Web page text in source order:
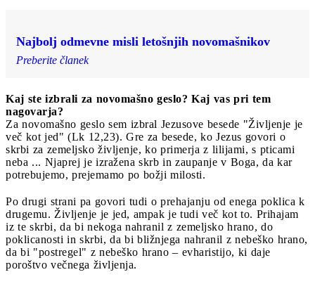
Najbolj odmevne misli letošnjih novomašnikov
Preberite članek
Kaj ste izbrali za novomašno geslo? Kaj vas pri tem
nagovarja?
Za novomašno geslo sem izbral Jezusove besede "Življenje je
več kot jed" (Lk 12,23). Gre za besede, ko Jezus govori o
skrbi za zemeljsko življenje, ko primerja z lilijami, s pticami
neba ... Njaprej je izražena skrb in zaupanje v Boga, da kar
potrebujemo, prejemamo po božji milosti.
Po drugi strani pa govori tudi o prehajanju od enega poklica k
drugemu. Življenje je jed, ampak je tudi več kot to. Prihajam
iz te skrbi, da bi nekoga nahranil z zemeljsko hrano, do
poklicanosti in skrbi, da bi bližnjega nahranil z nebeško hrano,
da bi "postregel" z nebeško hrano – evharistijo, ki daje
poroštvo večnega življenja.